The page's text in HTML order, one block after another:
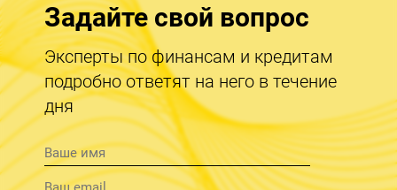
Задайте свой вопрос
Эксперты по финансам и кредитам
подробно ответят на него в течение
дня